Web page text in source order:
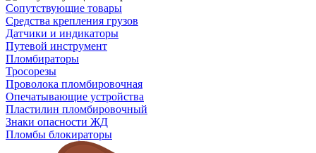
Сопутствующие товары
Средства крепления грузов
Датчики и индикаторы
Путевой инструмент
Пломбираторы
Тросорезы
Проволока пломбировочная
Опечатывающие устройства
Пластилин пломбировочный
Знаки опасности ЖД
Пломбы блокираторы